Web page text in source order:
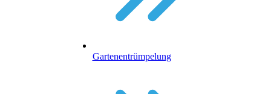
Gartenentrümpelung